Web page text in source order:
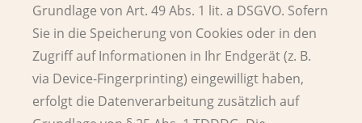
Grundlage von Art. 49 Abs. 1 lit. a DSGVO. Sofern
Sie in die Speicherung von Cookies oder in den
Zugriff auf Informationen in Ihr Endgerät (z. B.
via Device-Fingerprinting) eingewilligt haben,
erfolgt die Datenverarbeitung zusätzlich auf